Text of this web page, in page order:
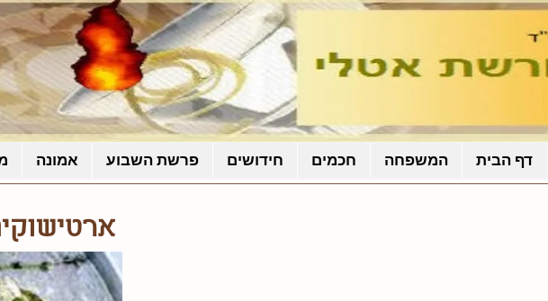
אמונה פרשת השבוע חידושים חכמים המשפחה דף הבית